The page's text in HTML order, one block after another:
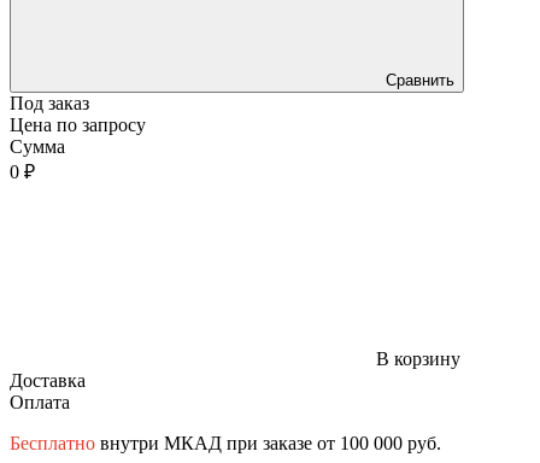
Сравнить
Под заказ
Цена по запросу
Сумма
0 ₽
В корзину
Доставка
Оплата
Бесплатно внутри МКАД при заказе от 100 000 руб.